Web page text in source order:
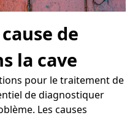
de
la cave
pour le traitement de
de diagnostiquer
Les causes